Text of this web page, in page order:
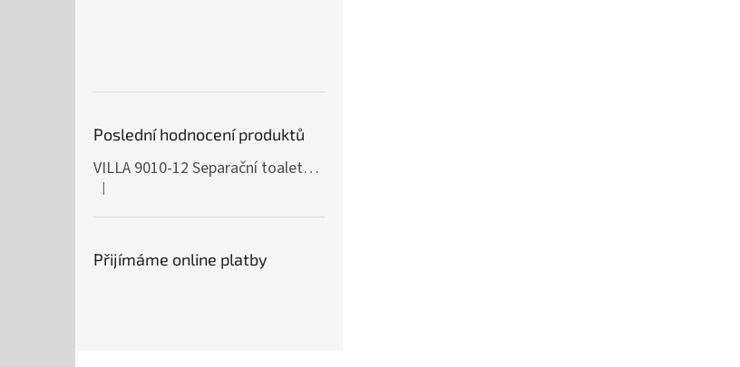
Poslední hodnocení produktů
VILLA 9010-12 Separační toaleta, 230/12V
Hodnocení produktu je 5 z 5 hvězdiček.
|
Přijímáme online platby